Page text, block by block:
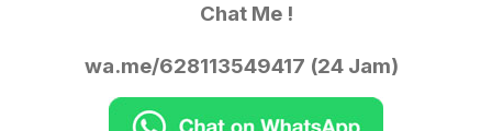
Chat Me !
wa.me/628113549417 (24 Jam)